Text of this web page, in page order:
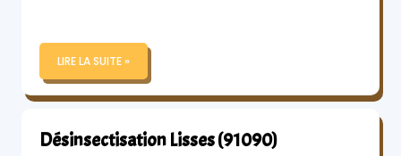
LIRE LA SUITE »
Désinsectisation Lisses (91090)